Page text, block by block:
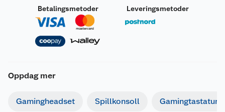
Betalingsmetoder Leveringsmetoder
Oppdag mer
Gamingheadset Spillkonsoll Gamingtastatur